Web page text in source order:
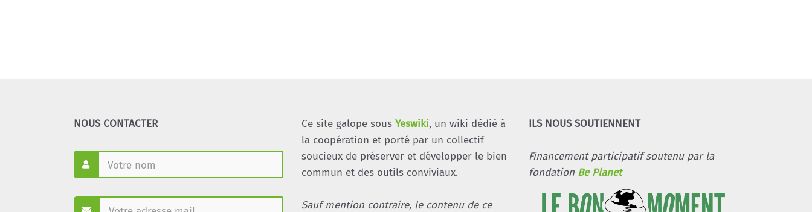
NOUS CONTACTER Ce site galope sous Yeswiki, un wiki dédié à
la coopération et porté par un collectif
soucieux de préserver et développer le bien
commun et des outils conviviaux.
Sauf mention contraire, le contenu de ce
ILS NOUS SOUTIENNENT
Financement participatif soutenu par la
fondation Be Planet